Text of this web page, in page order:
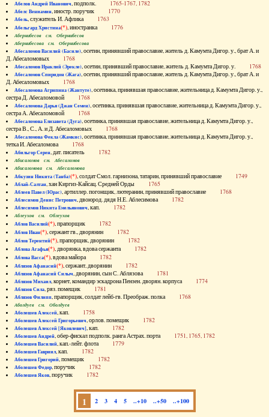
Абелов Андрей Иванович, подполк. 1765-1767, 1782
Абелс Вениамин, иностр. поручик 1770
Абель, служитель И. Афлика 1763
Абельгард Христина(*), иностранка 1776
Абернибесов см. Обернибесов
Абернибесова см. Обернибесова
Абесаломов Василий (Басиле), осетин, принявший православие, житель д. Камумта Дигор. у., брат А. и
Д. Абесаломовых 1768
Абесаломов Ираклий (Эрекле), осетин, принявший православие, житель д. Камумта Дигор. у. 1768
Абесаломов Спиридон (Жага), осетин, принявший православие, житель д. Камумта Дигор. у., брат А. и
Д. Абесаломовых 1768
Абесаломова Агрипина (Жантуте), осетинка, принявшая православие, жительница д. Камумта Дигор. у.,
сестра Д. Абесаломовой 1768
Абесаломова Дарья (Джан Семен), осетинка, принявшая православие, жительница д. Камумта Дигор. у.,
сестра А. Абесаломовой 1768
Абесаломова Елизавета (Дуга), осетинка, принявшая православие, жительница д. Камумта Дигор. у.,
сестра В., С., А. и Д. Абесаломовых 1768
Абесаломова Фекла (Жамкис), осетинка, принявшая православие, жительница д. Камумта Дигор. у.,
тетка И. Абесаломова 1768
Абильгор Серен, дат. писатель 1782
Абисаломов см. Абесаломов
Абисаломова см. Абесаломова
Абкузин Никита (Танба)(*), солдат Смол. гарнизона, татарин, принявший православие 1749
Аблай-Салтан, хан Киргиз-Кайсац. Средней Орды 1765
Аблеев Павел (Юрас), артиллер. погонщик, лютеранин, принявший православие 1768
Аблесимов Денис Петрович, двоюрод. дядя Н.Е. Аблесимова 1782
Аблесимов Никита Емельянович, кап. 1782
Аблеухов см. Облеухов
Аблов Василий(*), прапорщик 1782
Аблов Иван(*), сержант гв., дворянин 1782
Аблов Терентий(*), прапорщик, дворянин 1782
Аблова Агафья(*), дворянка, вдова сержанта 1782
Аблова Васса(*), вдова майора 1782
Аблязов Афанасий(*), сержант, дворянин 1782
Аблязов Афанасий Силыч, дворянин, сын С. Аблязова 1781
Аблязов Михаил, корнет, командир эскадрона Пензен. дворян. корпуса 1774
Аблязов Сила, ряз. помещик 1781
Аблязов Филипп, прапорщик, солдат лейб-гв. Преображ. полка 1768
Аболдуев см. Оболдуев
Аболешев Алексей, кап. 1758
Аболешев Алексей Григорьевич, орлов. помещик 1782
Аболешев Алексей [Яковлевич], кап. 1782
Аболешев Андрей, обер-фискал подполк. ранга Астрах. порта 1751, 1765, 1782
Аболешев Василий, кап.-лейт. флота 1779
Аболешев Гавриил, кап. 1782
Аболешев Григорий, помещик 1782
Аболешев Федор, поручик 1782
Аболешев Яков, поручик 1782
1 2 3 4 5 ..+10 ..+50 ..+100